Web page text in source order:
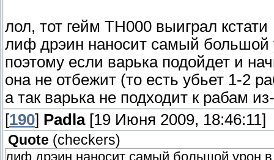
лол, тот гейм ТН000 выиграл кстати
лиф дрэин наносит самый большой
поэтому если варька подойдет и
она не отбежит (то есть убьет 1-2
а так варька не подходит к рабам
[190] Padla[19 Июня 2009, 18:46:11]
Quote (checkers)
лиф дрэин наносит самый большой урон в